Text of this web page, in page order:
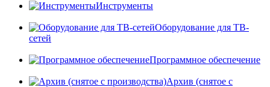
Инструменты
Оборудование для ТВ-
сетей
Программное обеспечение
Архив (снятое с